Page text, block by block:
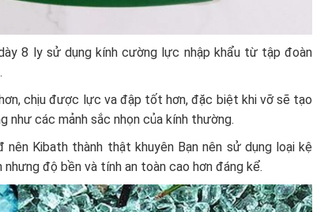
8 ly sử dụng kính cường lực nhập khẩu từ tập đoàn
chịu được lực va đập tốt hơn, đặc biệt khi vỡ sẽ tạo
như các mảnh sắc nhọn của kính thường.
Kibath thành thật khuyên Bạn nên sử dụng loại kệ
độ bền và tính an toàn cao hơn đáng kể.